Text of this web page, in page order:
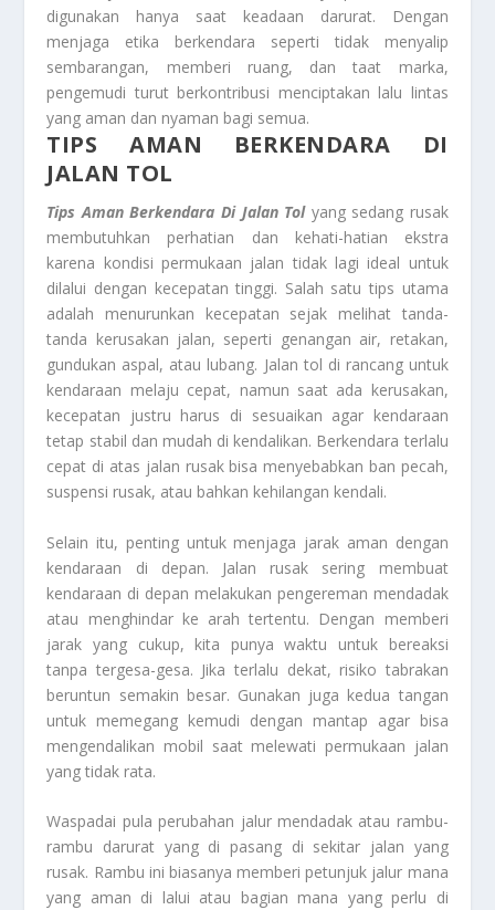
digunakan hanya saat keadaan darurat. Dengan
menjaga etika berkendara seperti tidak menyalip
sembarangan, memberi ruang, dan taat marka,
pengemudi turut berkontribusi menciptakan lalu lintas
yang aman dan nyaman bagi semua.
TIPS AMAN BERKENDARA DI
JALAN TOL
Tips Aman Berkendara Di Jalan Tolyang sedang rusak
membutuhkan perhatian dan kehati-hatian ekstra
karena kondisi permukaan jalan tidak lagi ideal untuk
dilalui dengan kecepatan tinggi. Salah satu tips utama
adalah menurunkan kecepatan sejak melihat tanda-
tanda kerusakan jalan, seperti genangan air, retakan,
gundukan aspal, atau lubang. Jalan tol di rancang untuk
kendaraan melaju cepat, namun saat ada kerusakan,
kecepatan justru harus di sesuaikan agar kendaraan
tetap stabil dan mudah di kendalikan. Berkendara terlalu
cepat di atas jalan rusak bisa menyebabkan ban pecah,
suspensi rusak, atau bahkan kehilangan kendali.
Selain itu, penting untuk menjaga jarak aman dengan
kendaraan di depan. Jalan rusak sering membuat
kendaraan di depan melakukan pengereman mendadak
atau menghindar ke arah tertentu. Dengan memberi
jarak yang cukup, kita punya waktu untuk bereaksi
tanpa tergesa-gesa. Jika terlalu dekat, risiko tabrakan
beruntun semakin besar. Gunakan juga kedua tangan
untuk memegang kemudi dengan mantap agar bisa
mengendalikan mobil saat melewati permukaan jalan
yang tidak rata.
Waspadai pula perubahan jalur mendadak atau rambu-
rambu darurat yang di pasang di sekitar jalan yang
rusak. Rambu ini biasanya memberi petunjuk jalur mana
yang aman di lalui atau bagian mana yang perlu di